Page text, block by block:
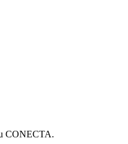
CONECTA.